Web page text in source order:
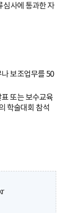
심사에 통과한 자
보조업무를 50
또는 보수교육
학술대회 참석